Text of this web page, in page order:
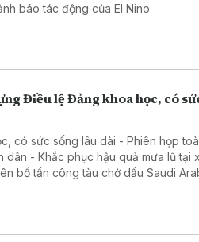
quốc cảnh báo tác động của El Nino
Điều lệ Đảng khoa học, có
có sức sống lâu dài - Phiên họp
- Khắc phục hậu quả mưa lũ tại
bố tấn công tàu chở dầu Saudi